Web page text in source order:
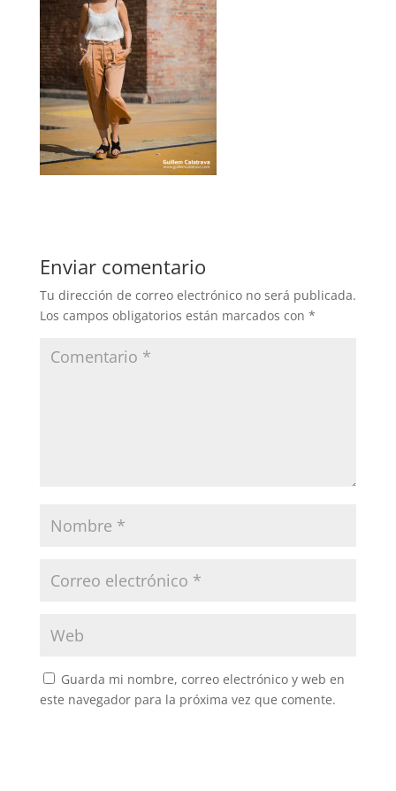
Enviar comentario
Tu dirección de correo electrónico no será publicada.
Los campos obligatorios están marcados con *
Guarda mi nombre, correo electrónico y web en
este navegador para la próxima vez que comente.